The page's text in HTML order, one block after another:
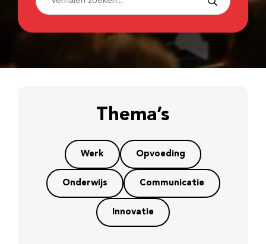
Thema’s
Werk Opvoeding
Onderwijs Communicatie
Innovatie